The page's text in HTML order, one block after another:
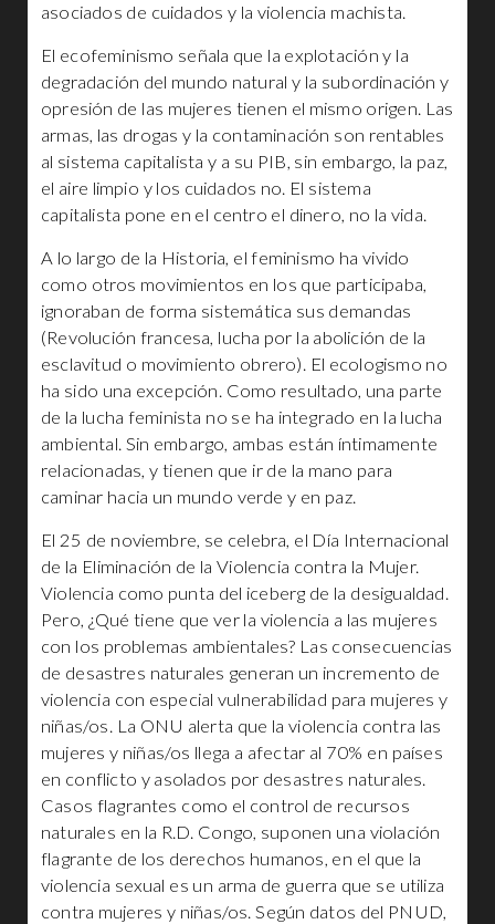
asociados de cuidados y la violencia machista.
El ecofeminismo señala que la explotación y la
degradación del mundo natural y la subordinación y
opresión de las mujeres tienen el mismo origen. Las
armas, las drogas y la contaminación son rentables
al sistema capitalista y a su PIB, sin embargo, la paz,
el aire limpio y los cuidados no. El sistema
capitalista pone en el centro el dinero, no la vida.
A lo largo de la Historia, el feminismo ha vivido
como otros movimientos en los que participaba,
ignoraban de forma sistemática sus demandas
(Revolución francesa, lucha por la abolición de la
esclavitud o movimiento obrero). El ecologismo no
ha sido una excepción. Como resultado, una parte
de la lucha feminista no se ha integrado en la lucha
ambiental. Sin embargo, ambas están íntimamente
relacionadas, y tienen que ir de la mano para
caminar hacia un mundo verde y en paz.
El 25 de noviembre, se celebra, el Día Internacional
de la Eliminación de la Violencia contra la Mujer.
Violencia como punta del iceberg de la desigualdad.
Pero, ¿Qué tiene que ver la violencia a las mujeres
con los problemas ambientales? Las consecuencias
de desastres naturales generan un incremento de
violencia con especial vulnerabilidad para mujeres y
niñas/os. La ONU alerta que la violencia contra las
mujeres y niñas/os llega a afectar al 70% en países
en conflicto y asolados por desastres naturales.
Casos flagrantes como el control de recursos
naturales en la R.D. Congo, suponen una violación
flagrante de los derechos humanos, en el que la
violencia sexual es un arma de guerra que se utiliza
contra mujeres y niñas/os. Según datos del PNUD,